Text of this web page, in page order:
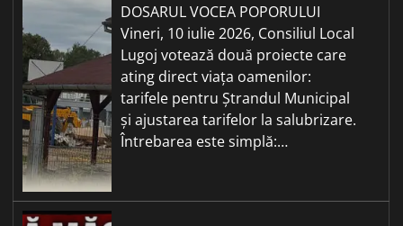
DOSARUL VOCEA POPORULUI
Vineri, 10 iulie 2026, Consiliul Local
Lugoj votează două proiecte care
ating direct viața oamenilor:
tarifele pentru Ștrandul Municipal
și ajustarea tarifelor la salubrizare.
Întrebarea este simplă:…